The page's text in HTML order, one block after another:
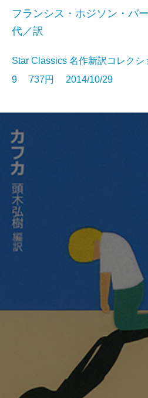
フランシス・ホジソン・バ
代／訳
Star Classics 名作新訳コレク
9 737円 2014/10/29